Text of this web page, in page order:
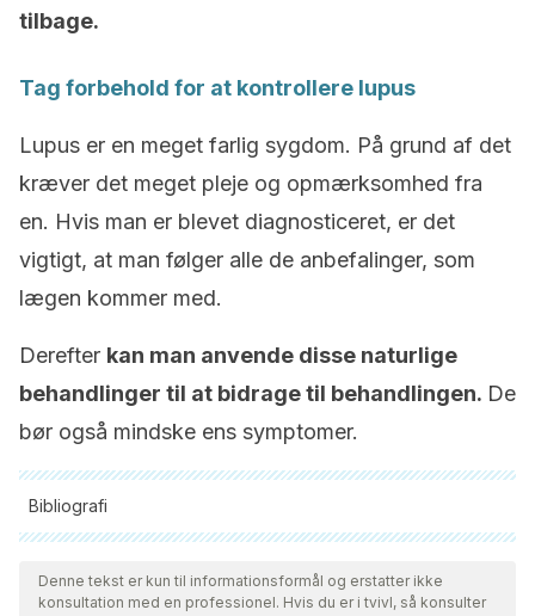
tilbage.
Tag forbehold for at kontrollere lupus
Lupus er en meget farlig sygdom. På grund af det
kræver det meget pleje og opmærksomhed fra
en. Hvis man er blevet diagnosticeret, er det
vigtigt, at man følger alle de anbefalinger, som
lægen kommer med.
Derefter kan man anvende disse naturlige
behandlinger til at bidrage til behandlingen. De
bør også mindske ens symptomer.
Bibliografi
Alle citerede kilder blev grundigt gennemgået af vores team
for at sikre deres kvalitet, pålidelighed, aktualitet og validitet.
Bibliografien i denne artikel blev betragtet som pålidelig og af
Denne tekst er kun til informationsformål og erstatter ikke
konsultation med en professionel. Hvis du er i tvivl, så konsulter